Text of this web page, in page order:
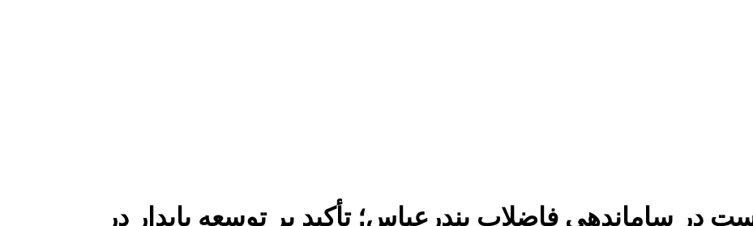
ساماندهی فاضلاب بندرعباس؛ تأکید بر توسعه پایدار در